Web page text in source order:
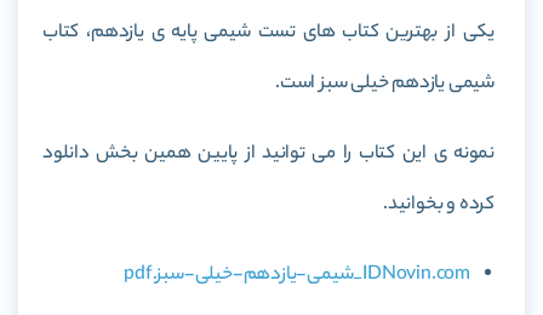
یکی از بهترین کتاب های تست شیمی پایه ی یازدهم، کتاب
شیمی یازدهم خیلی سبز است.
نمونه ی این کتاب را می توانید از پایین همین بخش دانلود
کرده و بخوانید.
IDNovin.com_شیمی-یازدهم-خیلی-سبز.pdf